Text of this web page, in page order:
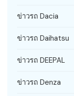
ข่าวรถ Dacia
ข่าวรถ Daihatsu
ข่าวรถ DEEPAL
ข่าวรถ Denza